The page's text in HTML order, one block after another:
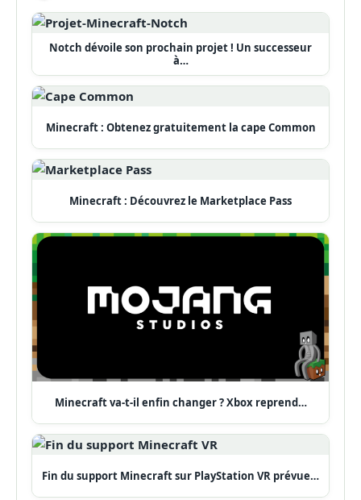
Notch dévoile son prochain projet ! Un successeur
à…
Minecraft : Obtenez gratuitement la cape Common
Minecraft : Découvrez le Marketplace Pass
Minecraft va-t-il enfin changer ? Xbox reprend…
Fin du support Minecraft sur PlayStation VR prévue…